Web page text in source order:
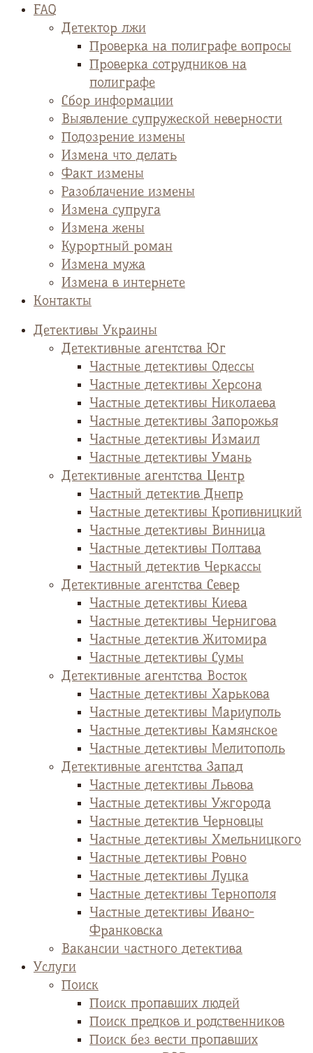
FAQ
Детектор лжи
Проверка на полиграфе вопросы
Проверка сотрудников на
полиграфе
Сбор информации
Выявление супружеской неверности
Подозрение измены
Измена что делать
Факт измены
Разоблачение измены
Измена супруга
Измена жены
Курортный роман
Измена мужа
Измена в интернете
Контакты
Детективы Украины
Детективные агентства Юг
Частные детективы Одессы
Частные детективы Херсона
Частные детективы Николаева
Частные детективы Запорожья
Частные детективы Измаил
Частные детективы Умань
Детективные агентства Центр
Частный детектив Днепр
Частные детективы Кропивницкий
Частные детективы Винница
Частные детективы Полтава
Частный детектив Черкассы
Детективные агентства Север
Частные детективы Киева
Частные детективы Чернигова
Частные детектив Житомира
Частные детективы Сумы
Детективные агентства Восток
Частные детективы Харькова
Частные детективы Мариуполь
Частные детективы Камянское
Частные детективы Мелитополь
Детективные агентства Запад
Частные детективы Львова
Частные детективы Ужгорода
Частные детектив Черновцы
Частные детективы Хмельницкого
Частные детективы Ровно
Частные детективы Луцка
Частные детективы Тернополя
Частные детективы Ивано-
Франковска
Вакансии частного детектива
Услуги
Поиск
Поиск пропавших людей
Поиск предков и родственников
Поиск без вести пропавших